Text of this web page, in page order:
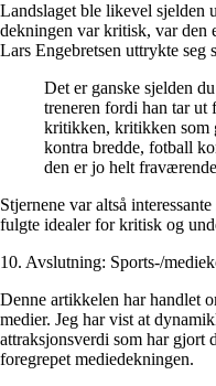
Landslaget ble likevel sjelden
dekningen var kritisk, var den
Lars Engebretsen uttrykte seg
Det er ganske sjelden
treneren fordi han tar
kritikken, kritikken som
kontra bredde, fotball
den er jo helt
Stjernene var altså
fulgte idealer for kritisk og
10. Avslutning: Sports-/
Denne artikkelen har handlet
medier. Jeg har vist at
attraksjonsverdi som har gjort
foregrepet mediedekningen.